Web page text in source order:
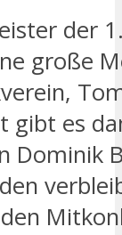
der
große
gibt es
Dominik